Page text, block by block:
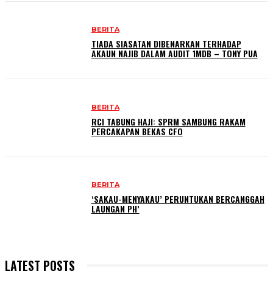
BERITA
TIADA SIASATAN DIBENARKAN TERHADAP
AKAUN NAJIB DALAM AUDIT 1MDB – TONY PUA
BERITA
RCI TABUNG HAJI: SPRM SAMBUNG RAKAM
PERCAKAPAN BEKAS CFO
BERITA
‘SAKAU-MENYAKAU’ PERUNTUKAN BERCANGGAH
LAUNGAN PH’
LATEST POSTS